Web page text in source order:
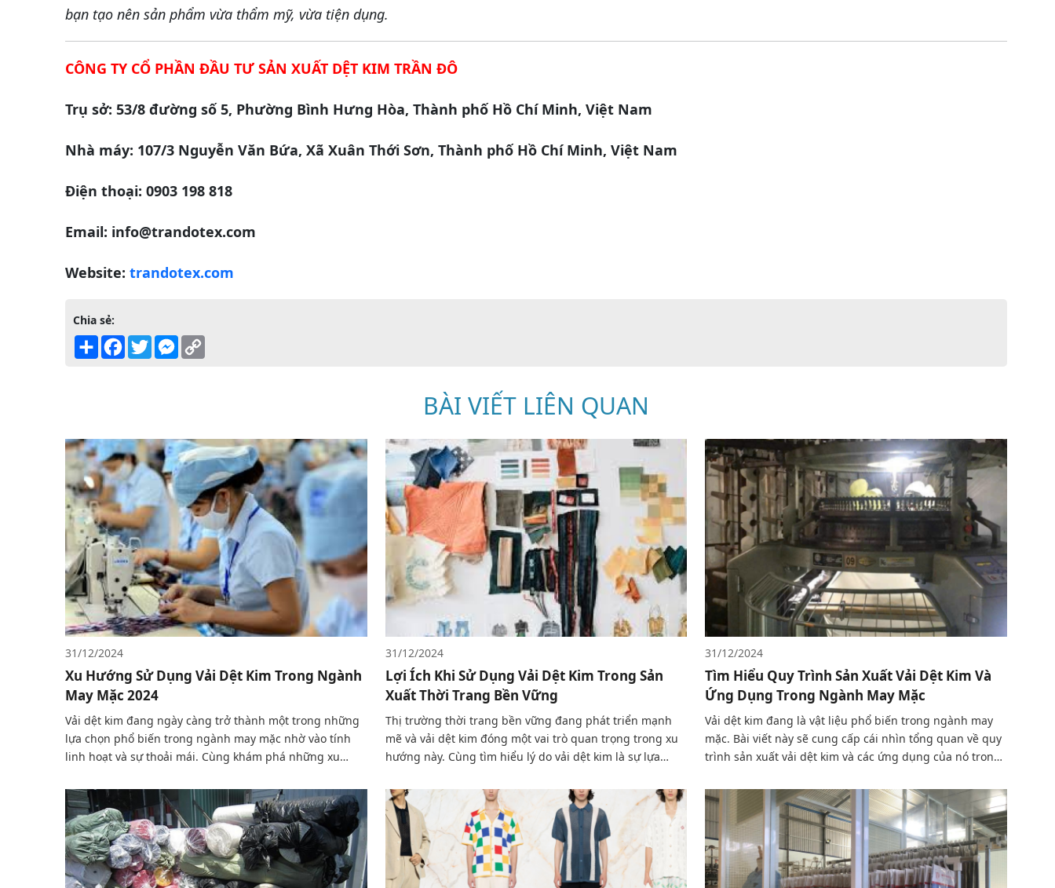
bạn tạo nên sản phẩm vừa thẩm mỹ, vừa tiện dụng.
CÔNG TY CỔ PHẦN ĐẦU TƯ SẢN XUẤT DỆT KIM TRẦN ĐÔ
Trụ sở: 53/8 đường số 5, Phường Bình Hưng Hòa, Thành phố Hồ Chí Minh, Việt Nam
Nhà máy: 107/3 Nguyễn Văn Bứa, Xã Xuân Thới Sơn, Thành phố Hồ Chí Minh, Việt Nam
Điện thoại: 0903 198 818
Email: info@trandotex.com
Website: trandotex.com
Chia sẻ:
ShareFacebook
TwitterMessenger
BÀI VIẾT LIÊN QUAN
31/12/2024
Xu Hướng Sử Dụng Vải Dệt Kim Trong Ngành
May Mặc 2024
Vải dệt kim đang ngày càng trở thành một trong những
lựa chọn phổ biến trong ngành may mặc nhờ vào tính
linh hoạt và sự thoải mái. Cùng khám phá những xu
31/12/2024
Lợi Ích Khi Sử Dụng Vải Dệt Kim Trong Sản
Xuất Thời Trang Bền Vững
Thị trường thời trang bền vững đang phát triển mạnh
mẽ và vải dệt kim đóng một vai trò quan trọng trong xu
hướng này. Cùng tìm hiểu lý do vải dệt kim là sự lựa
31/12/2024
Tìm Hiểu Quy Trình Sản Xuất Vải Dệt Kim Và
Ứng Dụng Trong Ngành May Mặc
Vải dệt kim đang là vật liệu phổ biến trong ngành may
mặc. Bài viết này sẽ cung cấp cái nhìn tổng quan về quy
trình sản xuất vải dệt kim và các ứng dụng của nó trong